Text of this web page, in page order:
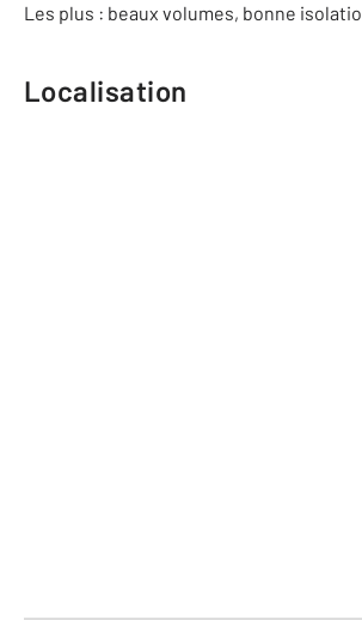
Les plus : beaux volumes, bonne
Localisation